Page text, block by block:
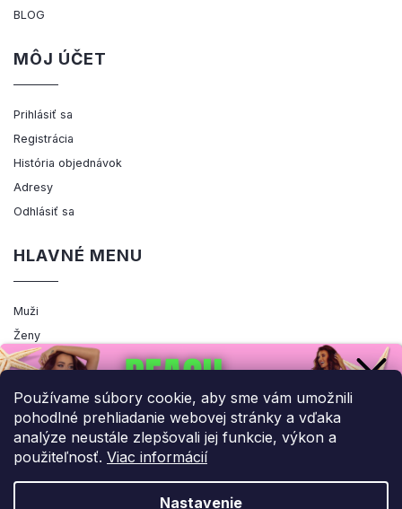
Používame súbory cookie, aby sme vám umožnili
pohodlné prehliadanie webovej stránky a vďaka
analýze neustále zlepšovali jej funkcie, výkon a
použiteľnosť. Viac informácií
Nastavenie
BLOG
MÔJ ÚČET
Prihlásiť sa
Registrácia
História objednávok
Adresy
Odhlásiť sa
HLAVNÉ MENU
Muži
Ženy
Výpredaj